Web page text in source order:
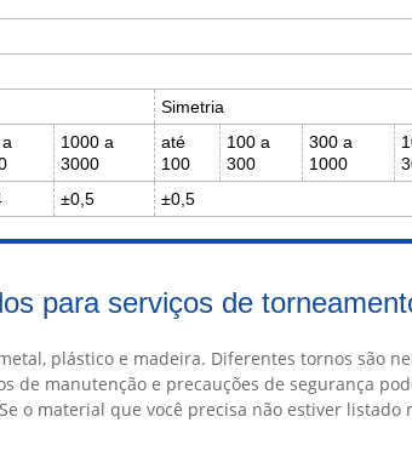
Simetria
1000 a
3000
até
100
100 a
300
300 a
1000
±0,5 ±0,5
para serviços de
plástico e madeira. Diferentes tornos são
de manutenção e precauções de segurança
o material que você precisa não estiver listado